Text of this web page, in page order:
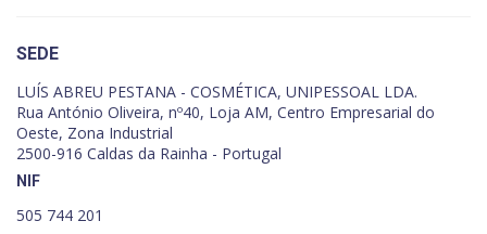
SEDE
LUÍS ABREU PESTANA - COSMÉTICA, UNIPESSOAL LDA.
Rua António Oliveira, nº40, Loja AM, Centro Empresarial do
Oeste, Zona Industrial
2500-916 Caldas da Rainha - Portugal
NIF
505 744 201